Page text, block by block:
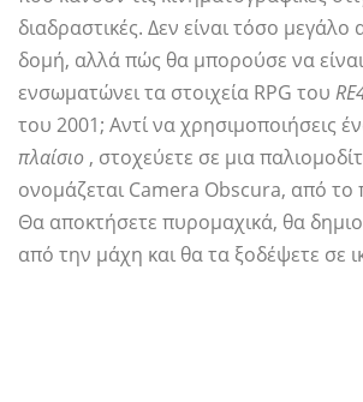
διαδραστικές. Δεν είναι τόσο
δομή, αλλά πώς θα μπορούσε να
ενσωματώνει τα στοιχεία RPG του
του 2001; Αντί να χρησιμοποιήσεις
πλαίσιο , στοχεύετε σε μια
ονομάζεται Camera Obscura, από
Θα αποκτήσετε πυρομαχικά, θα
από την μάχη και θα τα ξοδέψετε σε